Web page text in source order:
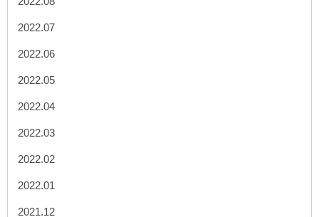
2022.07
2022.06
2022.05
2022.04
2022.03
2022.02
2022.01
2021.12